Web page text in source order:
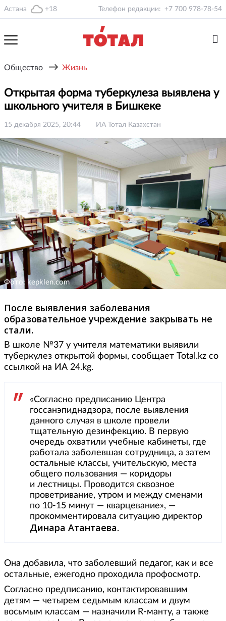
Астана +18 Телефон редакции: +7 700 978-78-54
Общество → Жизнь
Открытая форма туберкулеза выявлена у
школьного учителя в Бишкеке
15 декабря 2025, 20:44 ИА Тотал Казахстан
Фото: kepklen.com
После выявления заболевания
образовательное учреждение закрывать не
стали.
В школе №37 у учителя математики выявили
туберкулез открытой формы, сообщает Total.kz со
ссылкой на ИА 24.kg.
«Согласно предписанию Центра
госсанэпиднадзора, после выявления
данного случая в школе провели
тщательную дезинфекцию. В первую
очередь охватили учебные кабинеты, где
работала заболевшая сотрудница, а затем
остальные классы, учительскую, места
общего пользования — коридоры
и лестницы. Проводится сквозное
проветривание, утром и между сменами
по 10-15 минут — кварцевание», —
прокомментировала ситуацию директор
Динара Атантаева.
Она добавила, что заболевший педагог, как и все
остальные, ежегодно проходила профосмотр.
Согласно предписанию, контактировавшим
детям — четырем седьмым классам и двум
восьмым классам — назначили R-манту, а также